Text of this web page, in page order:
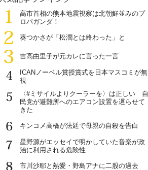
1
高市首相の熊本地震視察は北朝鮮並みのプ
ロパガンダ！
2
葵つかさが「松潤とは終わった」と
3
吉高由里子が元カレに言った一言
4
ICANノーベル賞授賞式を日本マスコミが無
視
5
〈#ミサイルよりクーラーを〉は正しい 自
民党が避難所へのエアコン設置を遅らせて
きた
6
キンコメ高橋が法廷で母親の自殺を告白
7
星野源がエッセイで明かしていた音楽が政
治に利用される危険性
8
市川沙耶と熱愛・野島アナに二股の過去